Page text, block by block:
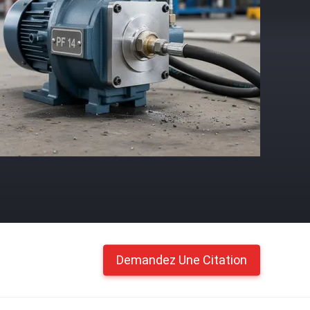
Demandez Une Citation